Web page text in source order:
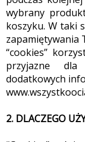
wybrany
koszyku. W taki
zapamiętywania
“cookies”
przyjazne
dodatkowych
2. DLACZEGO